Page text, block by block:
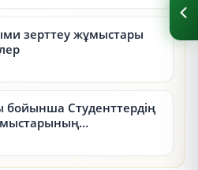
зерттеу жұмыстары
бойынша Студенттердің
(СҒЗЖ)